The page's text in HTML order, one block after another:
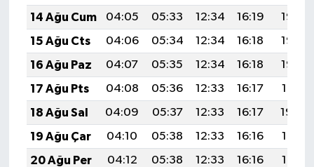
14 Ağu Cum
04:05 05:33 12:34 16:19
19:25
15 Ağu Cts
04:06 05:34 12:34 16:18
19:23
16 Ağu Paz
04:07 05:35 12:34 16:18
19:22
17 Ağu Pts
04:08 05:36 12:33 16:17
19:21
18 Ağu Sal
04:09 05:37 12:33 16:17
19:20
19 Ağu Çar
04:10 05:38 12:33 16:16
19:18
20 Ağu Per
04:12 05:38 12:33 16:16
19:17